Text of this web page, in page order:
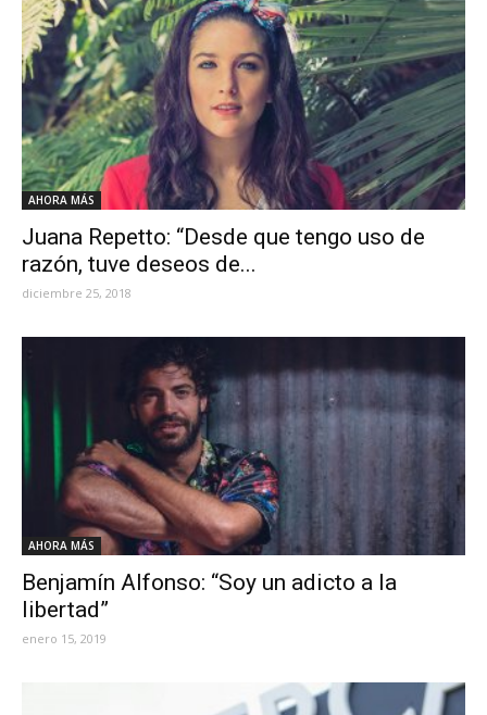
AHORA MÁS
Juana Repetto: “Desde que tengo uso de
razón, tuve deseos de...
diciembre 25, 2018
AHORA MÁS
Benjamín Alfonso: “Soy un adicto a la
libertad”
enero 15, 2019